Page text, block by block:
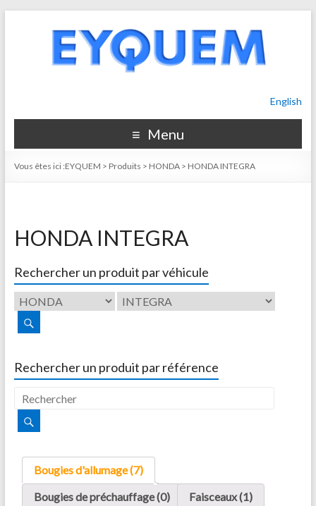
English
Menu
Vous êtes ici :EYQUEM > Produits > HONDA> HONDA INTEGRA
HONDA INTEGRA
Rechercher un produit par véhicule
Rechercher un produit par référence
Bougies d'allumage (7)
Bougies de préchauffage (0)
Faisceaux (1)